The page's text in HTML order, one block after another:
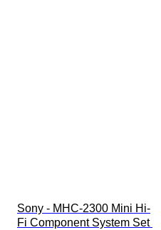
Sony - MHC-2300 Mini Hi-
Fi Component System Set